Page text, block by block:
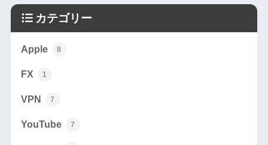
カテゴリー
Apple 8
FX 1
VPN 7
YouTube 7